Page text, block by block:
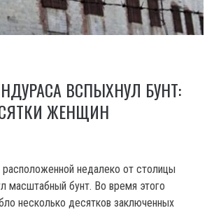
ВСПЫХНУЛ БУНТ:
ЖЕНЩИН
недалеко от столицы
масштабный бунт. Во время этого
несколько десятков заключенных